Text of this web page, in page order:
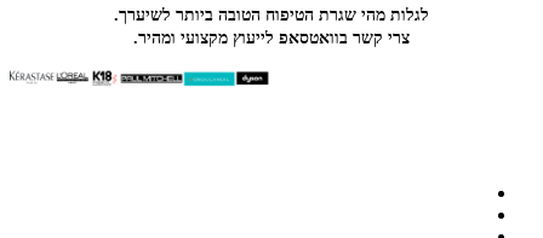
לגלות מהי שגרת הטיפוח הטובה ביותר לשיערך.
צרי קשר בוואטסאפ לייעוץ מקצועי ומהיר.